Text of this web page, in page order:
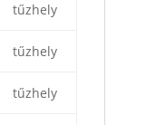
tűzhely
tűzhely
tűzhely